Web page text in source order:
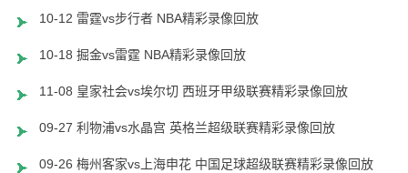
10-12 雷霆vs步行者 NBA精彩录像回放
10-18 掘金vs雷霆 NBA精彩录像回放
11-08 皇家社会vs埃尔切 西班牙甲级联赛精彩录像回放
09-27 利物浦vs水晶宫 英格兰超级联赛精彩录像回放
09-26 梅州客家vs上海申花 中国足球超级联赛精彩录像回放